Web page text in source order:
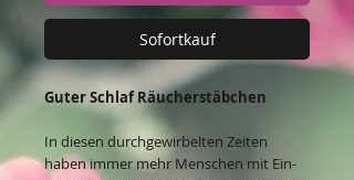
Sofortkauf
Guter Schlaf Räucherstäbchen
In diesen durchgewirbelten Zeiten
haben immer mehr Menschen mit Ein-